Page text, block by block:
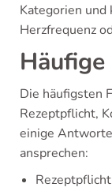
Kategorien und
Herzfrequenz
Häufige
Die häufigsten
Rezeptpflicht,
einige
ansprechen: